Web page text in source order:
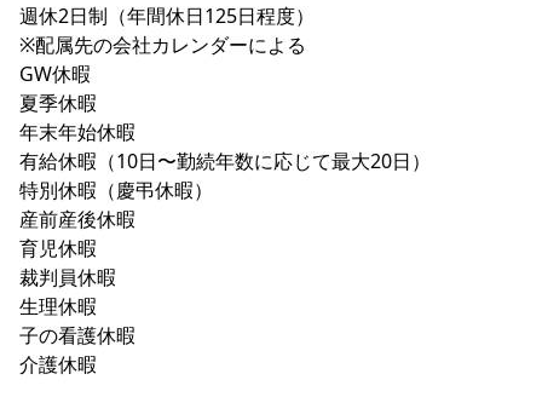
週休2日制（年間休日125日程度）
※配属先の会社カレンダーによる
GW休暇
夏季休暇
年末年始休暇
有給休暇（10日〜勤続年数に応じて最大20日）
特別休暇（慶弔休暇）
産前産後休暇
育児休暇
裁判員休暇
生理休暇
子の看護休暇
介護休暇